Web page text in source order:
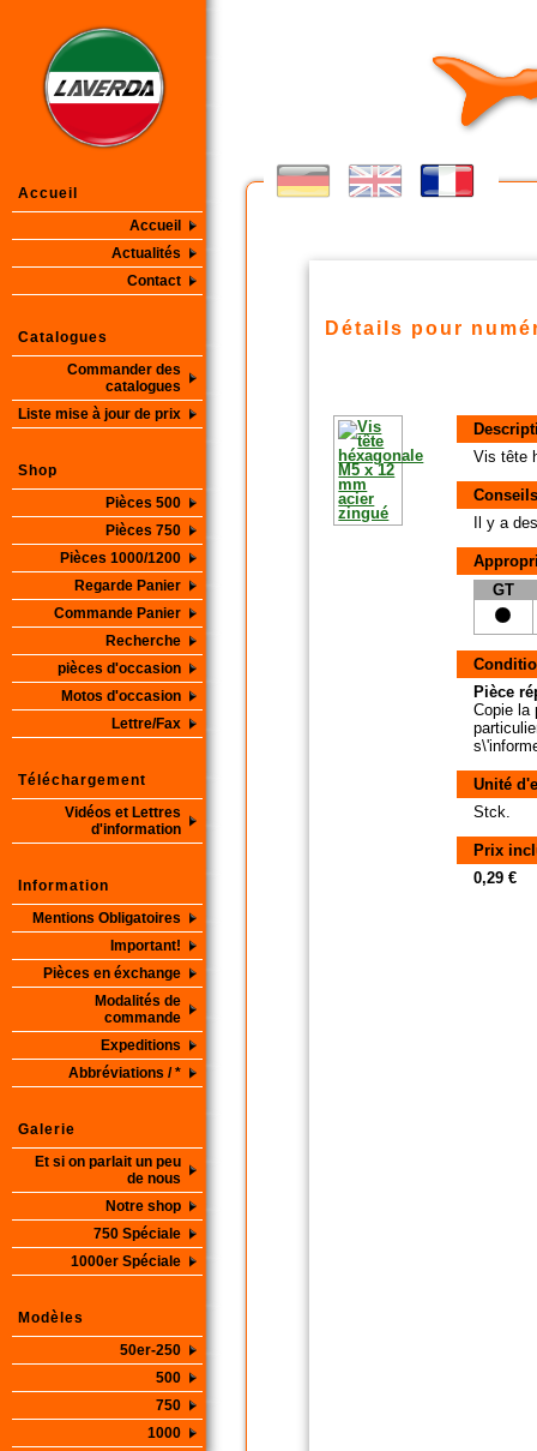
Accueil
Accueil
Actualités
Contact
Catalogues
Commander des
catalogues
Liste mise à jour de prix
Shop
Pièces 500
Pièces 750
Pièces 1000/1200
Regarde Panier
Commande Panier
Recherche
pièces d'occasion
Motos d'occasion
Lettre/Fax
Téléchargement
Vidéos et Lettres
d'information
Information
Mentions Obligatoires
Important!
Pièces en éxchange
Modalités de
commande
Expeditions
Abbréviations / *
Galerie
Et si on parlait un peu
de nous
Notre shop
750 Spéciale
1000er Spéciale
Modèles
50er-250
500
750
1000
Détails pour
Vis tête
Il y a
GT
Pièce
Copie la
Unité
Stck.
Prix
0,29 €